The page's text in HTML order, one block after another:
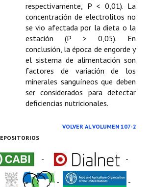
respectivamente, P < 0,01). La
concentración de electrolitos no
se vio afectada por la dieta o la
estación (P > 0,05). En
conclusión, la época de engorde y
el sistema de alimentación son
factores de variación de los
minerales sanguíneos que deben
ser considerados para detectar
deficiencias nutricionales.
VOLVER AL VOLUMEN 107-2
- -
- -